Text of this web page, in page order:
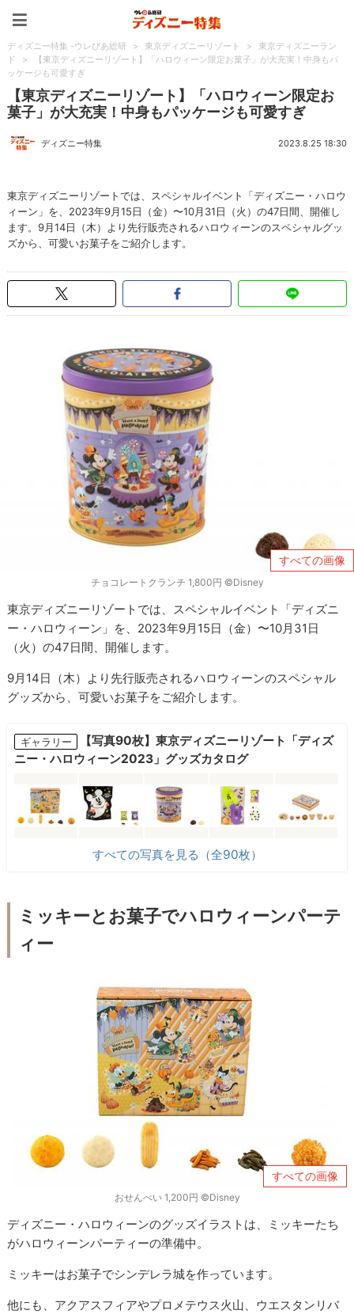
ディズニー特集 -ウレぴあ総研 > 東京ディズニーリゾート >
東京ディズニーラン
ド
>
【東京ディズニーリゾート】「ハロウィーン限定お菓子」が大充実！中身もパ
ッケージも可愛すぎ
【東京ディズニーリゾート】「ハロウィーン限定お
菓子」が大充実！中身もパッケージも可愛すぎ
ディズニー特集 2023.8.25 18:30
東京ディズニーリゾートでは、スペシャルイベント「ディズニー・ハロウ
ィーン」を、2023年9月15日（金）〜10月31日（火）の47日間、開催し
ます。9月14日（木）より先行販売されるハロウィーンのスペシャルグッ
ズから、可愛いお菓子をご紹介します。
すべての画像
チョコレートクランチ 1,800円 ©︎Disney
東京ディズニーリゾートでは、スペシャルイベント「ディズニ
ー・ハロウィーン」を、2023年9月15日（金）〜10月31日
（火）の47日間、開催します。
9月14日（木）より先行販売されるハロウィーンのスペシャル
グッズから、可愛いお菓子をご紹介します。
ギャラリー
【写真90枚】東京ディズニーリゾート「ディズ
ニー・ハロウィーン2023」グッズカタログ
すべての写真を見る（全90枚）
ミッキーとお菓子でハロウィーンパーテ
ィー
すべての画像
おせんべい 1,200円 ©︎Disney
ディズニー・ハロウィーンのグッズイラストは、ミッキーたち
がハロウィーンパーティーの準備中。
ミッキーはお菓子でシンデレラ城を作っています。
他にも、アクアスフィアやプロメテウス火山、ウエスタンリバ